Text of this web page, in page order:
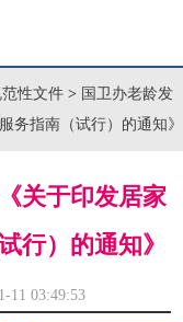
性文件 > 国卫办老龄发
务指南（试行）的通知》
关于印发居家
行）的通知》
03:49:53